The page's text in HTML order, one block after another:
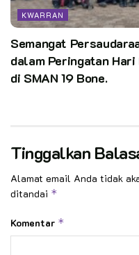
KWARRAN
Semangat
dalam Peringatan
di SMAN 19 Bone.
Tinggalkan
Alamat email Anda tidak
ditandai *
Komentar *